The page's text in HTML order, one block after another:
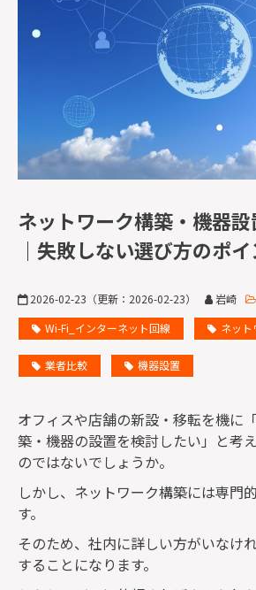
資料請求
監修者一覧
ネットワーク構築・機器
｜失敗しない選び方のポイ
2026-02-23 （更新： 2026-02-23） 岩崎
Wi-Fi_インターネット回線
ネット
業者比較 機器設置
オフィスや店舗の新設・移転を機に
築・機器の設置を検討したい」と考
のではないでしょうか。
しかし、ネットワーク構築には専門
す。
そのため、社内に詳しい方がいなけ
することになります。